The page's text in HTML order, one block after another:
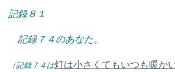
記録８１
記録７４のあなた。
（記録７４は灯は小さくてもいつも暖か